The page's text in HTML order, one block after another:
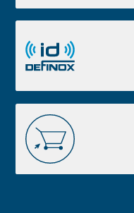
Portal
Definox
Shop